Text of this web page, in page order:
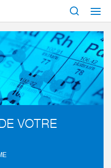
de machineset d’installations Chimie
VOTRE